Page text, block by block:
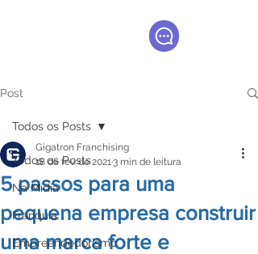
Post
Todos os Posts
Na Mídia
Franquia
Empreendedorismo
Todos os Posts
5 passos para uma
pequena empresa construir
uma marca forte e
Gigatron Franchising
18 de fev. de 20213 min de leitura